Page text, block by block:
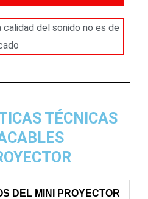
calidad del sonido no es de
TÉCNICAS
DEL MINI PROYECTOR